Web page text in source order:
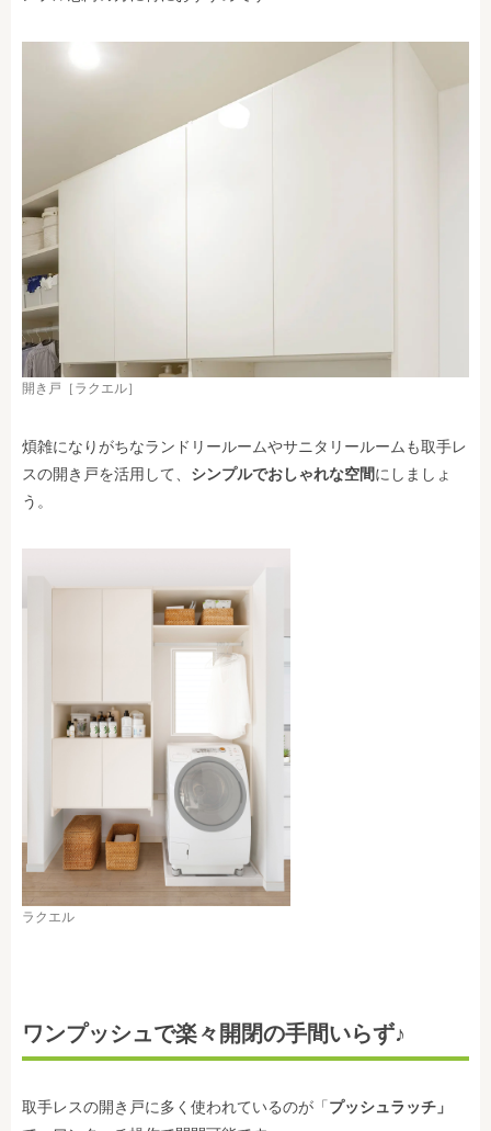
開 き戸［ラクエル］
煩雑になりがちなランドリールームやサニタリールームも取手レ
スの開き戸を活用して、 シンプルでおしゃれな空間にしましょ
う。
ラクエル
ワンプッシュで楽々開閉の手間いらず♪
取手レスの開き戸に多く使われているのが「プッシュラッチ」